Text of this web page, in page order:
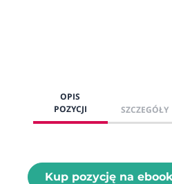
OPIS
POZYCJI
SZCZEGÓŁY
Kup pozycję na